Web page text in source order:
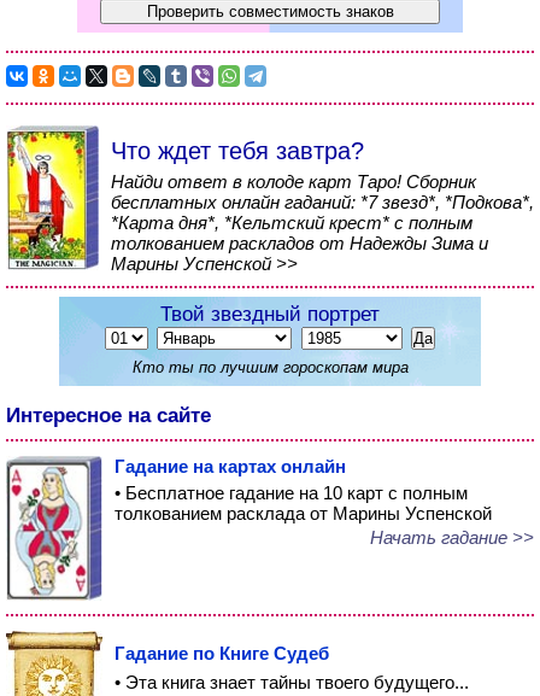
Что ждет тебя завтра?
Найди ответ в колоде карт Таро! Сборник
бесплатных онлайн гаданий: *7 звезд*, *Подкова*,
*Карта дня*, *Кельтский крест* с полным
толкованием раскладов от Надежды Зима и
Марины Успенской >>
Твой звездный портрет
Кто ты по лучшим гороскопам мира
Интересное на сайте
Гадание на картах онлайн
• Бесплатное гадание на 10 карт с полным
толкованием расклада от Марины Успенской
Начать гадание >>
Гадание по Книге Судеб
• Эта книга знает тайны твоего будущего...